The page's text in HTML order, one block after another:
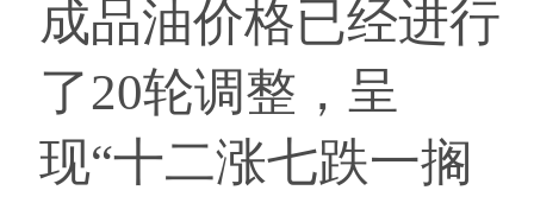
成品油价格已经进行
了20轮调整，呈
现“十二涨七跌一搁